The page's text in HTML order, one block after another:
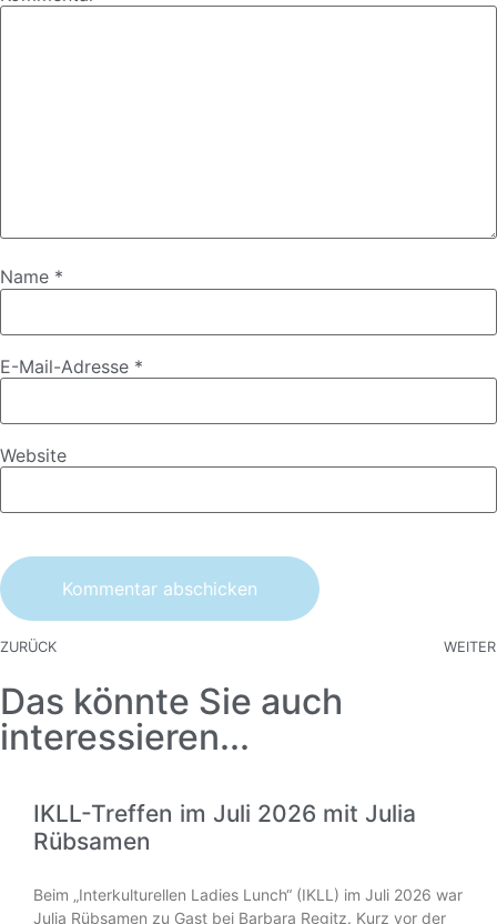
Name *
E-Mail-Adresse *
Website
ZURÜCK WEITER
Das könnte Sie auch
interessieren...
IKLL-Treffen im Juli 2026 mit Julia
Rübsamen
Beim „Interkulturellen Ladies Lunch“ (IKLL) im Juli 2026 war
Julia Rübsamen zu Gast bei Barbara Regitz. Kurz vor der